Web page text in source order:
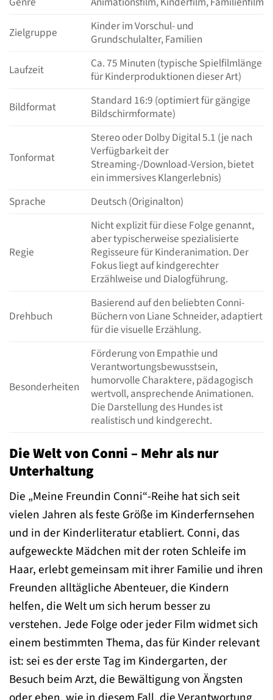
Zielgruppe
Kinder im Vorschul- und
Grundschulalter, Familien
Laufzeit
Ca. 75 Minuten (typische Spielfilmlänge
für Kinderproduktionen dieser Art)
Bildformat
Standard 16:9 (optimiert für gängige
Bildschirmformate)
Tonformat
Stereo oder Dolby Digital 5.1 (je nach
Verfügbarkeit der
Streaming-/Download-Version, bietet
ein immersives Klangerlebnis)
Sprache
Deutsch (Originalton)
Regie
Nicht explizit für diese Folge genannt,
aber typischerweise spezialisierte
Regisseure für Kinderanimation. Der
Fokus liegt auf kindgerechter
Erzählweise und Dialogführung.
Drehbuch
Basierend auf den beliebten Conni-
Büchern von Liane Schneider, adaptiert
für die visuelle Erzählung.
Besonderheiten
Förderung von Empathie und
Verantwortungsbewusstsein,
humorvolle Charaktere, pädagogisch
wertvoll, ansprechende Animationen.
Die Darstellung des Hundes ist
realistisch und kindgerecht.
Die Welt von Conni – Mehr als nur
Unterhaltung
Die „Meine Freundin Conni“-Reihe hat sich seit
vielen Jahren als feste Größe im Kinderfernsehen
und in der Kinderliteratur etabliert. Conni, das
aufgeweckte Mädchen mit der roten Schleife im
Haar, erlebt gemeinsam mit ihrer Familie und ihren
Freunden alltägliche Abenteuer, die Kindern
helfen, die Welt um sich herum besser zu
verstehen. Jede Folge oder jeder Film widmet sich
einem bestimmten Thema, das für Kinder relevant
ist: sei es der erste Tag im Kindergarten, der
Besuch beim Arzt, die Bewältigung von Ängsten